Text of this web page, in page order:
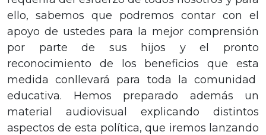
ello, sabemos que podremos contar con el
apoyo de ustedes para la mejor comprensión
por parte de sus hijos y el pronto
reconocimiento de los beneficios que esta
medida conllevará para toda la comunidad
educativa. Hemos preparado además un
material audiovisual explicando distintos
aspectos de esta política, que iremos lanzando